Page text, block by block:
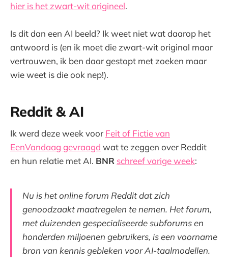
hier is het zwart-wit origineel.
Is dit dan een AI beeld? Ik weet niet wat daarop het
antwoord is (en ik moet die zwart-wit original maar
vertrouwen, ik ben daar gestopt met zoeken maar
wie weet is die ook nep!).
Reddit & AI
Ik werd deze week voor Feit of Fictie van
EenVandaag gevraagd wat te zeggen over Reddit
en hun relatie met AI. BNR schreef vorige week:
Nu is het online forum Reddit dat zich
genoodzaakt maatregelen te nemen. Het forum,
met duizenden gespecialiseerde subforums en
honderden miljoenen gebruikers, is een voorname
bron van kennis gebleken voor AI-taalmodellen.